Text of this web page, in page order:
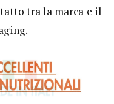
tra la marca e il